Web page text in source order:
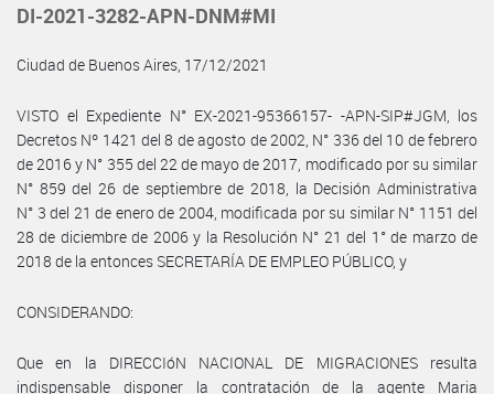
DI-2021-3282-APN-DNM#MI
Ciudad de Buenos Aires, 17/12/2021
VISTO el Expediente N° EX-2021-95366157- -APN-SIP#JGM, los
Decretos Nº 1421 del 8 de agosto de 2002, N° 336 del 10 de febrero
de 2016 y N° 355 del 22 de mayo de 2017, modificado por su similar
N° 859 del 26 de septiembre de 2018, la Decisión Administrativa
N° 3 del 21 de enero de 2004, modificada por su similar N° 1151 del
28 de diciembre de 2006 y la Resolución N° 21 del 1° de marzo de
2018 de la entonces SECRETARÍA DE EMPLEO PÚBLICO, y
CONSIDERANDO:
Que en la DIRECCIóN NACIONAL DE MIGRACIONES resulta
indispensable disponer la contratación de la agente Maria